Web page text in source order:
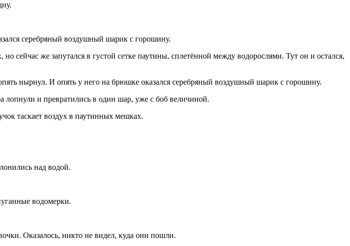
серебряный воздушный шарик с горошину.
же запутался в густой сетке паутины, сплетённой между водорослями. Тут он и остался,
нырнул. И опять у него на брюшке оказался серебряный воздушный шарик с горошину.
и превратились в один шар, уже с боб величиной.
таскает воздух в паутинных мешках.
над водой.
водомерки.
Оказалось, никто не видел, куда они пошли.